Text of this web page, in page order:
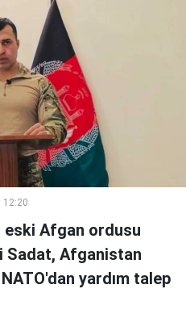
12:20
eski Afgan ordusu
Sadat, Afganistan
yardım talep